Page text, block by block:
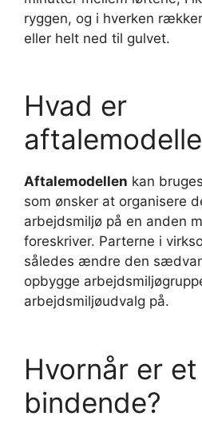
ryggen, og i hverken
eller helt ned til gulvet.
Hvad er
Aftalemodellen kan
som ønsker at organisere
arbejdsmiljø på en anden
foreskriver. Parterne i
således ændre den
opbygge
arbejdsmiljøudvalg på.
Hvornår er
bindende?